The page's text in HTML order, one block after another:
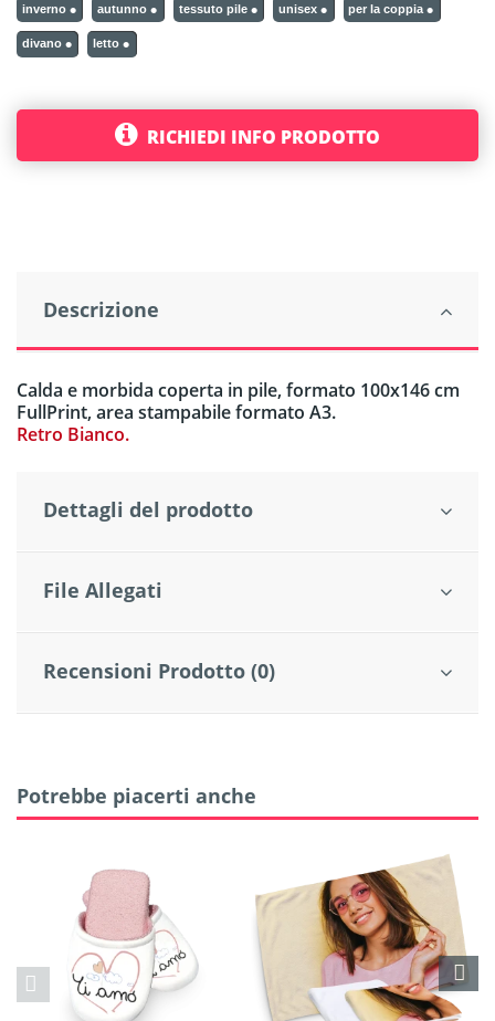
inverno autunno tessuto pile unisex per la coppia
divano letto
RICHIEDI INFO PRODOTTO
Descrizione
Calda e morbida coperta in pile, formato 100x146 cm
FullPrint, area stampabile formato A3.
Retro Bianco.
Dettagli del prodotto
File Allegati
Recensioni Prodotto (0)
Potrebbe piacerti anche